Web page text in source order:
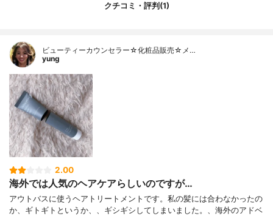
クチコミ・評判(1)
ビューティーカウンセラー☆化粧品販売☆メ…
yung
2.00
海外では人気のヘアケアらしいのですが…
アウトバスに使うヘアトリートメントです。私の髪には合わなかったの
か、ギトギトというか、、ギシギシしてしまいました。、海外のアドベ